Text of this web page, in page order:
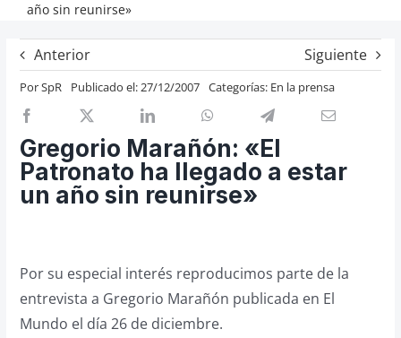
Previos de ópera
Entrevistas
Recomendación
Cosas de Beckmesser
Nosotros y privacidad
Buscar:
año sin reunirse»
Anterior Siguiente
PorSpR Publicado el: 27/12/2007 Categorías: En la prensa
Gregorio Marañón: «El
Patronato ha llegado a estar
un año sin reunirse»
Por su especial interés reproducimos parte de la
entrevista a Gregorio Marañón publicada en El
Mundo el día 26 de diciembre.